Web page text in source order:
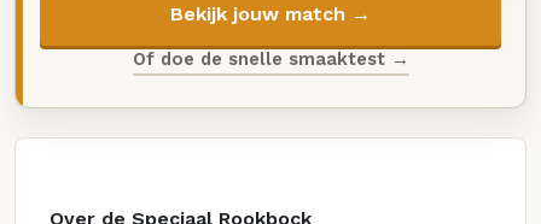
Bekijk jouw match →
Of doe de snelle smaaktest →
Over de Speciaal Rookbock